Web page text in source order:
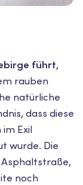
führt,
rauben
natürliche
dass diese
Exil
wurde. Die
Asphaltstraße,
noch